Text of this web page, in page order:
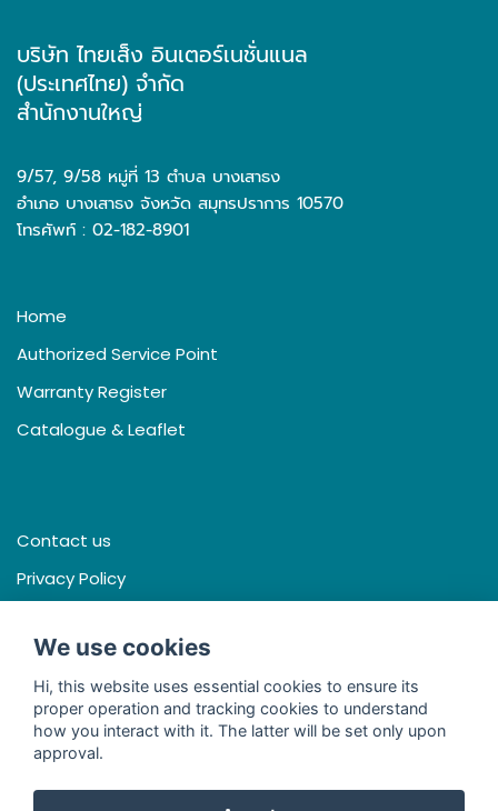
บริษัท ไทยเส็ง อินเตอร์เนชั่นแนล
(ประเทศไทย) จำกัด
สำนักงานใหญ่
9/57, 9/58 หมู่ที่ 13 ตำบล บางเสาธง
อำเภอ บางเสาธง จังหวัด สมุทรปราการ 10570
โทรศัพท์ : 02-182-8901
Home
Authorized Service Point
Warranty Register
Catalogue & Leaflet
Contact us
Privacy Policy
Facebook
Line
We use cookies
Hi, this website uses essential cookies to ensure its
proper operation and tracking cookies to understand
how you interact with it. The latter will be set only upon
approval.